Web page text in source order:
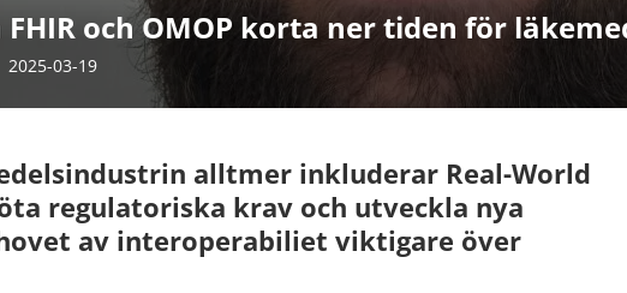
och OMOP korta ner tiden för
2025-03-19
alltmer inkluderar Real-World
regulatoriska krav och utveckla nya
av interoperabiliet viktigare över